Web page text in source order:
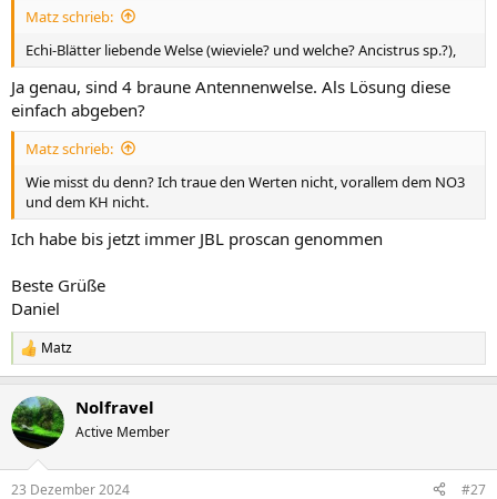
Matz schrieb:
Echi-Blätter liebende Welse (wieviele? und welche? Ancistrus sp.?),
Ja genau, sind 4 braune Antennenwelse. Als Lösung diese
einfach abgeben?
Matz schrieb:
Wie misst du denn? Ich traue den Werten nicht, vorallem dem NO3
und dem KH nicht.
Ich habe bis jetzt immer JBL proscan genommen
Beste Grüße
Daniel
R
e
k
t
i
Matz
Nolfravel
Active Member
23 Dezember 2024 #27